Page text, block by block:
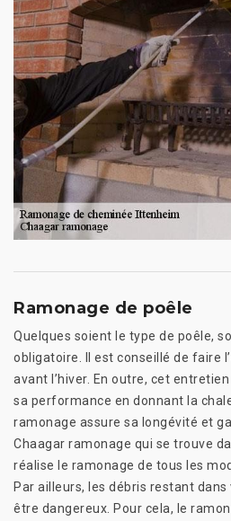
Ramonage de poêle
Quelques soient le type de poêle,
obligatoire. Il est conseillé de faire
avant l’hiver. En outre, cet
sa performance en donnant la
ramonage assure sa longévité et
Chaagar ramonage qui se trouve
réalise le ramonage de tous les
Par ailleurs, les débris restant
être dangereux. Pour cela, le